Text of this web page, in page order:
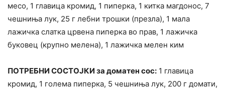
месо, 1 главица кромид, 1 пиперка, 1 китка магдонос, 7
чешниња лук, 25 г лебни трошки (презла), 1 мала
лажичка слатка црвена пиперка во прав, 1 лажичка
буковец (крупно мелена), 1 лажичка мелен ким
ПОТРЕБНИ СОСТОЈКИ за доматен сос: 1 главица
кромид, 1 голема пиперка, 5 чешниња лук, 200 г домати,